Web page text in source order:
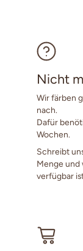
Nicht
Wir färben
nach.
Dafür
Wochen.
Schreibt
Menge und
verfügbar